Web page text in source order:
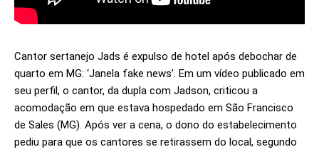
Cantor sertanejo Jads é expulso de hotel após debochar de
quarto em MG: ‘Janela fake news’. Em um vídeo publicado em
seu perfil, o cantor, da dupla com Jadson, criticou a
acomodação em que estava hospedado em São Francisco
de Sales (MG). Após ver a cena, o dono do estabelecimento
pediu para que os cantores se retirassem do local, segundo